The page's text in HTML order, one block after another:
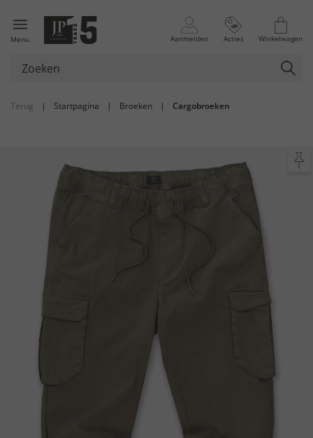
Menu Aanmelden Acties Winkelwagen
Terug | Startpagina | Broeken | Cargobroeken